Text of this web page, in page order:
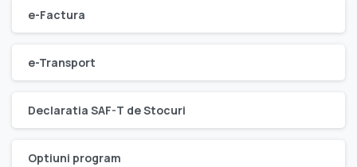
e-Factura
e-Transport
Declaratia SAF-T de Stocuri
Optiuni program